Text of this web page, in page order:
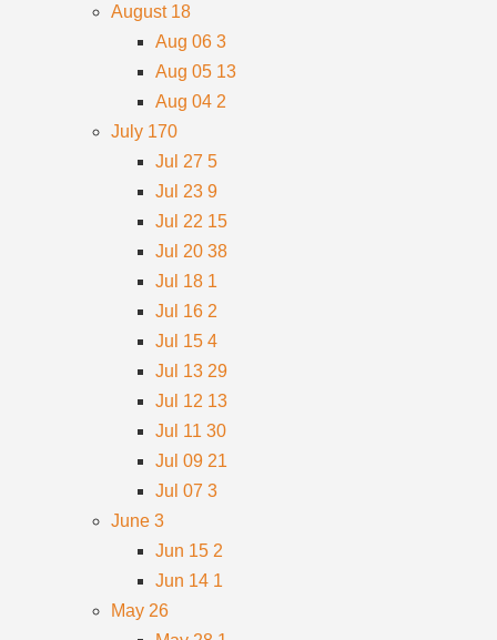
August 18
Aug 06 3
Aug 05 13
Aug 04 2
July 170
Jul 27 5
Jul 23 9
Jul 22 15
Jul 20 38
Jul 18 1
Jul 16 2
Jul 15 4
Jul 13 29
Jul 12 13
Jul 11 30
Jul 09 21
Jul 07 3
June 3
Jun 15 2
Jun 14 1
May 26